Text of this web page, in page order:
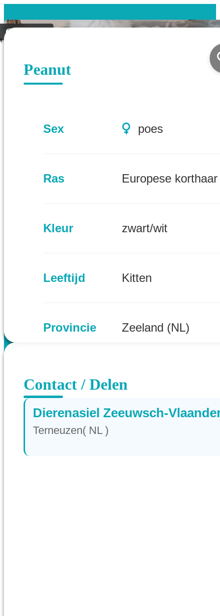
Geplaatst
Peanut
Sex poes
Ras Europese korthaar
Kleur zwart/wit
Leeftijd Kitten
Provincie Zeeland (NL)
Contact / Delen
Dierenasiel Zeeuwsch-
Terneuzen( NL )